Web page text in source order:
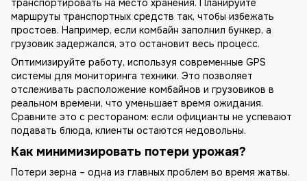
транспортировать на место хранения. Планируйте
маршруты транспортных средств так, чтобы избежать
простоев. Например, если комбайн заполнил бункер, а
грузовик задержался, это остановит весь процесс.
Оптимизируйте работу, используя современные GPS
системы для мониторинга техники. Это позволяет
отслеживать расположение комбайнов и грузовиков в
реальном времени, что уменьшает время ожидания.
Сравните это с рестораном: если официанты не успевают
подавать блюда, клиенты остаются недовольны.
Как минимизировать потери урожая?
Потери зерна – одна из главных проблем во время жатвы.